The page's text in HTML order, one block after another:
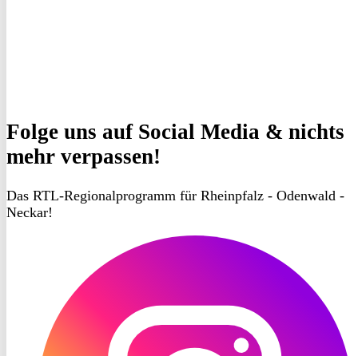
Folge uns auf Social Media & nichts
mehr verpassen!
Das RTL-Regionalprogramm für Rheinpfalz - Odenwald -
Neckar!
Instagram